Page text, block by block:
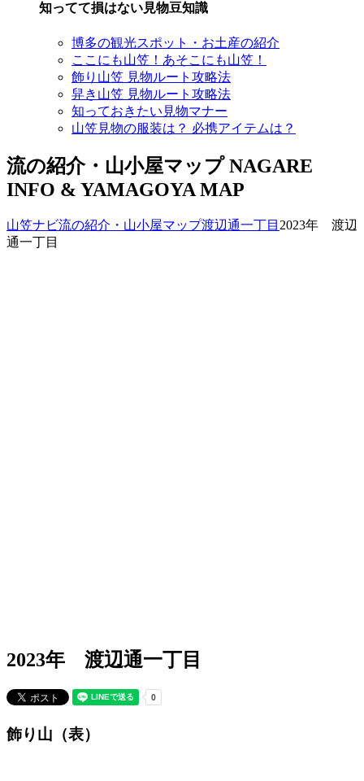
知ってて損はない見物豆知識
博多の観光スポット・お土産の紹介
ここにも山笠！あそこにも山笠！
飾り山笠 見物ルート攻略法
舁き山笠 見物ルート攻略法
知っておきたい見物マナー
山笠見物の服装は？ 必携アイテムは？
流の紹介・山小屋マップNAGARE
INFO & YAMAGOYA MAP
山笠ナビ流の紹介・山小屋マップ渡辺通一丁目 2023年 渡辺
通一丁目
2023年 渡辺通一丁目
飾り山（表）